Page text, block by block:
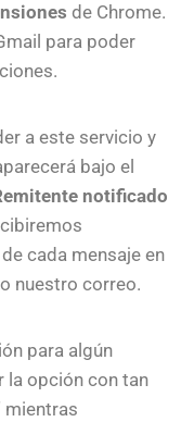
de Chrome.
para poder
a este servicio y
bajo el
notificado
cada mensaje en
nuestro correo.
para algún
la opción con tan
mientras